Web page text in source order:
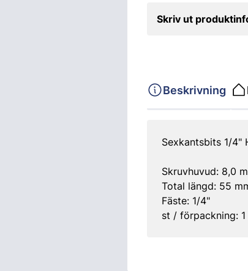
Skriv ut
Beskrivning
Sexkantsbits 1/4"
Skruvhuvud: 8,0
Total längd: 55
Fäste: 1/4"
st / förpackning: 1